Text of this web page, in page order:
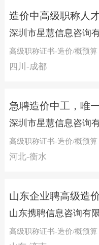
造价中高级职称人
深圳市星慧信息咨询
高级职称证书-造价/概预算
四川-成都
急聘造价中工，唯
深圳市星慧信息咨询
高级职称证书-造价/概预算
河北-衡水
山东企业聘高级造
山东携聘信息咨询有
高级职称证书-造价/概预算